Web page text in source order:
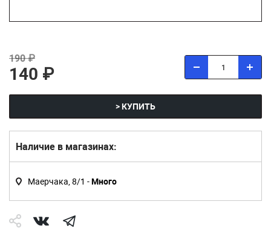
190 ₽
140 ₽
> КУПИТЬ
Наличие в магазинах:
Маерчака, 8/1 -Много